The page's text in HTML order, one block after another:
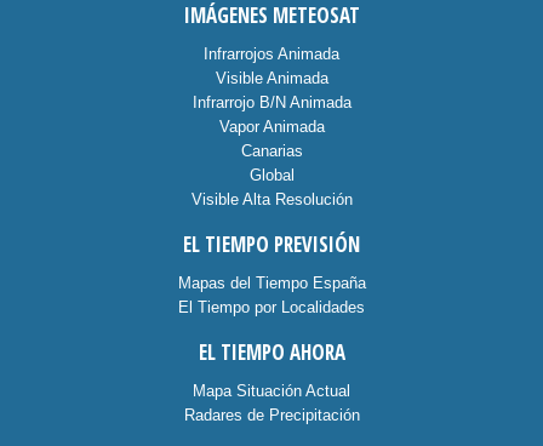
IMÁGENES METEOSAT
Infrarrojos Animada
Visible Animada
Infrarrojo B/N Animada
Vapor Animada
Canarias
Global
Visible Alta Resolución
EL TIEMPO PREVISIÓN
Mapas del Tiempo España
El Tiempo por Localidades
EL TIEMPO AHORA
Mapa Situación Actual
Radares de Precipitación